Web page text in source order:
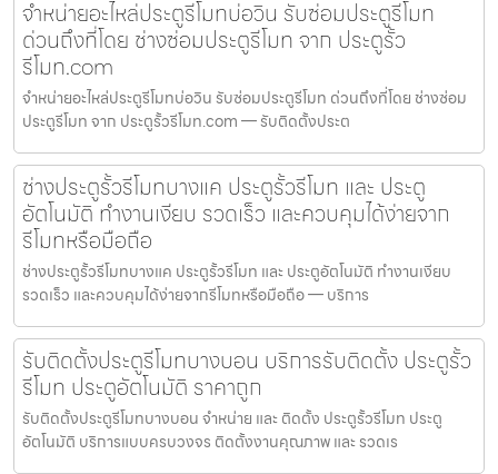
จำหน่ายอะไหล่ประตูรีโมทบ่อวิน รับซ่อมประตูรีโมท
ด่วนถึงที่โดย ช่างซ่อมประตูรีโมท จาก ประตูรั้ว
รีโมท.com
จำหน่ายอะไหล่ประตูรีโมทบ่อวิน รับซ่อมประตูรีโมท ด่วนถึงที่โดย ช่างซ่อม
ประตูรีโมท จาก ประตูรั้วรีโมท.com — รับติดตั้งประต
ช่างประตูรั้วรีโมทบางแค ประตูรั้วรีโมท และ ประตู
อัตโนมัติ ทำงานเงียบ รวดเร็ว และควบคุมได้ง่ายจาก
รีโมทหรือมือถือ
ช่างประตูรั้วรีโมทบางแค ประตูรั้วรีโมท และ ประตูอัตโนมัติ ทำงานเงียบ
รวดเร็ว และควบคุมได้ง่ายจากรีโมทหรือมือถือ — บริการ
รับติดตั้งประตูรีโมทบางบอน บริการรับติดตั้ง ประตูรั้ว
รีโมท ประตูอัตโนมัติ ราคาถูก
รับติดตั้งประตูรีโมทบางบอน จำหน่าย และ ติดตั้ง ประตูรั้วรีโมท ประตู
อัตโนมัติ บริการแบบครบวงจร ติดตั้งงานคุณภาพ และ รวดเร